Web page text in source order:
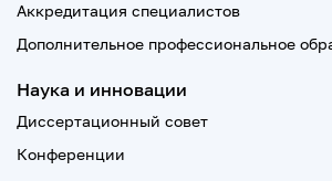
Аккредитация специалистов
Дополнительное профессиональное
Наука и инновации
Диссертационный совет
Конференции